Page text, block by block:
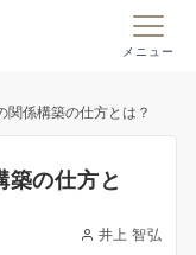
メニュー
関係構築の仕方とは？
の仕方と
井上 智弘